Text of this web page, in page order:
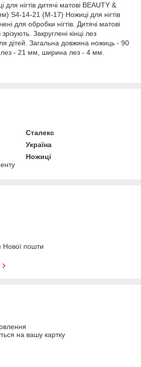
нігтів дитячі матові BEAUTY &
S4-14-21 (М-17) Ножиці для нігтів
для обробки нігтів. Дитячі матові
зрізують. Закруглені кінці лез
дітей. Загальна довжина ножиць - 90
- 21 мм, ширина лез - 4 мм.
Сталекс
Україна
Ножиці
Нової пошти
на вашу картку